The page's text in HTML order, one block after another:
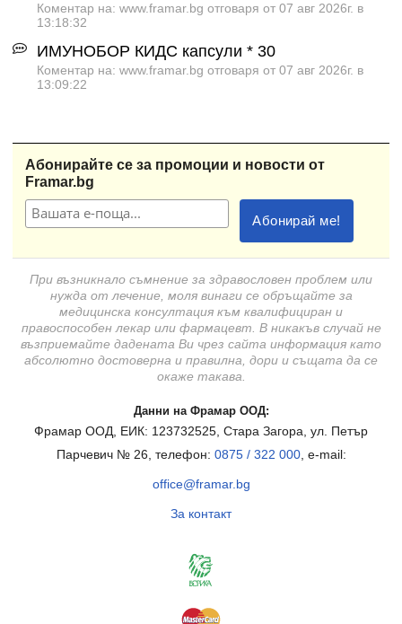
Коментар на: www.framar.bg отговаря от 07 авг 2026г. в
13:18:32
ИМУНОБОР КИДС капсули * 30
Коментар на: www.framar.bg отговаря от 07 авг 2026г. в
13:09:22
Абонирайте се за промоции и новости от
Framar.bg
При възникнало съмнение за здравословен проблем или
нужда от лечение, моля винаги се обръщайте за
медицинска консултация към квалифициран и
правоспособен лекар или фармацевт. В никакъв случай не
възприемайте дадената Ви чрез сайта информация като
абсолютно достоверна и правилна, дори и същата да се
окаже такава.
Данни на Фрамар ООД:
Фрамар ООД, ЕИК: 123732525, Стара Загора, ул. Петър
Парчевич № 26, телефон: 0875 / 322 000, e-mail:
office@framar.bg
За контакт